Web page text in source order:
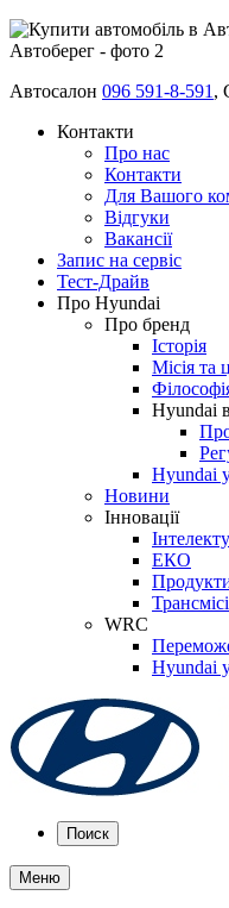
Автосалон 096 591-8-591 ,
Контакти
Про нас
Контакти
Для Вашого
Відгуки
Вакансії
Запис на сервіс
Тест-Драйв
Про Hyundai
Про бренд
Історія
Місія та
Hyundai
Hyundai у
Новини
Інновації
ЕКО
WRC
Hyundai
Поиск
Меню